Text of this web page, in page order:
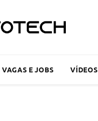
VAGAS E JOBS VÍDEOS